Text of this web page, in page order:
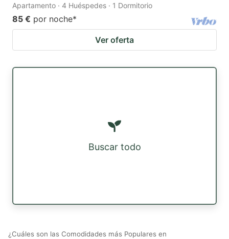
Apartamento · 4 Huéspedes · 1 Dormitorio
85 € por noche*
Ver oferta
Buscar todo
¿Cuáles son las Comodidades más Populares en